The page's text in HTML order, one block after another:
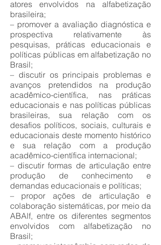
atores envolvidos na alfabetização
brasileira;
– promover a avaliação diagnóstica e
prospectiva relativamente às
pesquisas, práticas educacionais e
políticas públicas em alfabetização no
Brasil;
– discutir os principais problemas e
avanços pretendidos na produção
acadêmico-científica, nas práticas
educacionais e nas políticas públicas
brasileiras, sua relação com os
desafios políticos, sociais, culturais e
educacionais deste momento histórico
e sua relação com a produção
acadêmico-científica internacional;
– discutir formas de articulação entre
produção de conhecimento e
demandas educacionais e políticas;
– propor ações de articulação e
colaboração sistemáticas, por meio da
ABAlf, entre os diferentes segmentos
envolvidos com alfabetização no
Brasil;